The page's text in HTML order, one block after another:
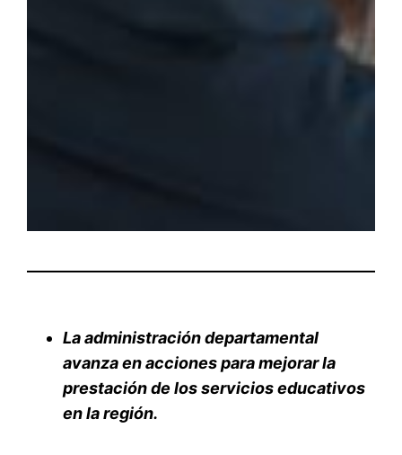
La administración departamental
avanza en acciones para mejorar la
prestación de los servicios educativos
en la región.